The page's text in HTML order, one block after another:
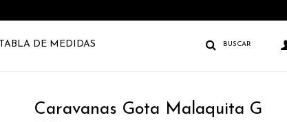
TABLA DE MEDIDAS
Caravanas Gota Malaquita G